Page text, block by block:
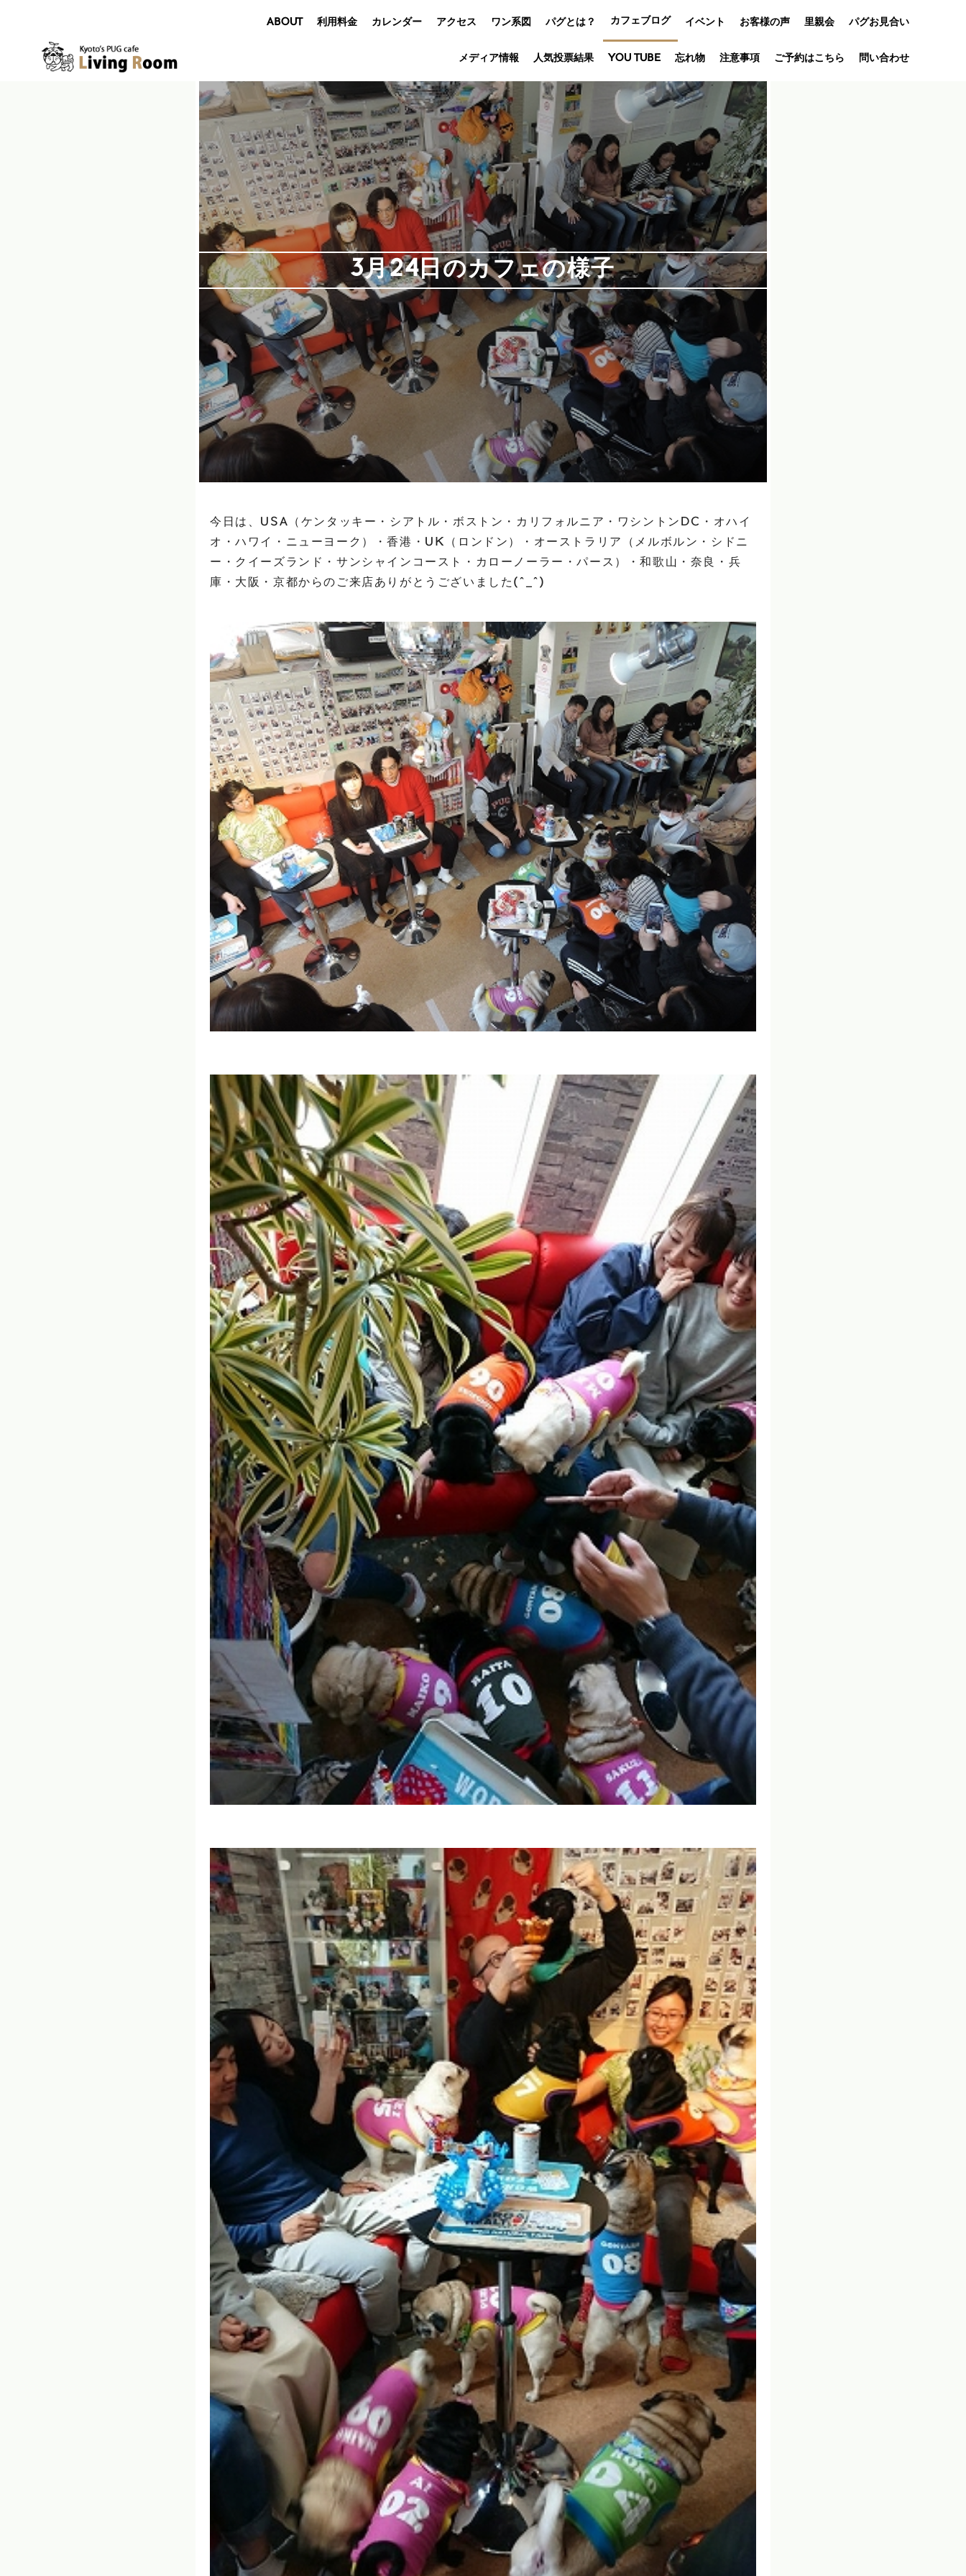
ABOUT 利用料金 カレンダー アクセス ワン系図 パグとは？ カフェブログ イベント
オフ会
アニバーサリ
ー
お客様の声 里親会 パグお見合い
メディア情報 人気投票結果 YOU TUBE 忘れ物 注意事項 ご予約はこちら 問い合わせ
3月24日のカフェの様子
今日は、USA（ケンタッキー・シアトル・ボストン・カリフォルニア・ワシントンDC・オハイ
オ・ハワイ・ニューヨーク）・香港・UK（ロンドン）・オーストラリア（メルボルン・シドニ
ー・クイーズランド・サンシャインコースト・カローノーラー・パース）・和歌山・奈良・兵
庫・大阪・京都からのご来店ありがとうございました(^_^)